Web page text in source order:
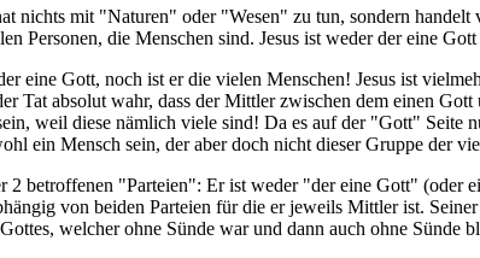
nichts mit "Naturen" oder "Wesen" zu tun, sondern
Personen, die Menschen sind. Jesus ist weder der eine
eine Gott, noch ist er die vielen Menschen! Jesus ist
Tat absolut wahr, dass der Mittler zwischen dem einen
weil diese nämlich viele sind! Da es auf der "Gott"
ein Mensch sein, der aber doch nicht dieser Gruppe der
2 betroffenen "Parteien": Er ist weder "der eine Gott"
von beiden Parteien für die er jeweils Mittler ist.
welcher ohne Sünde war und dann auch ohne Sünde